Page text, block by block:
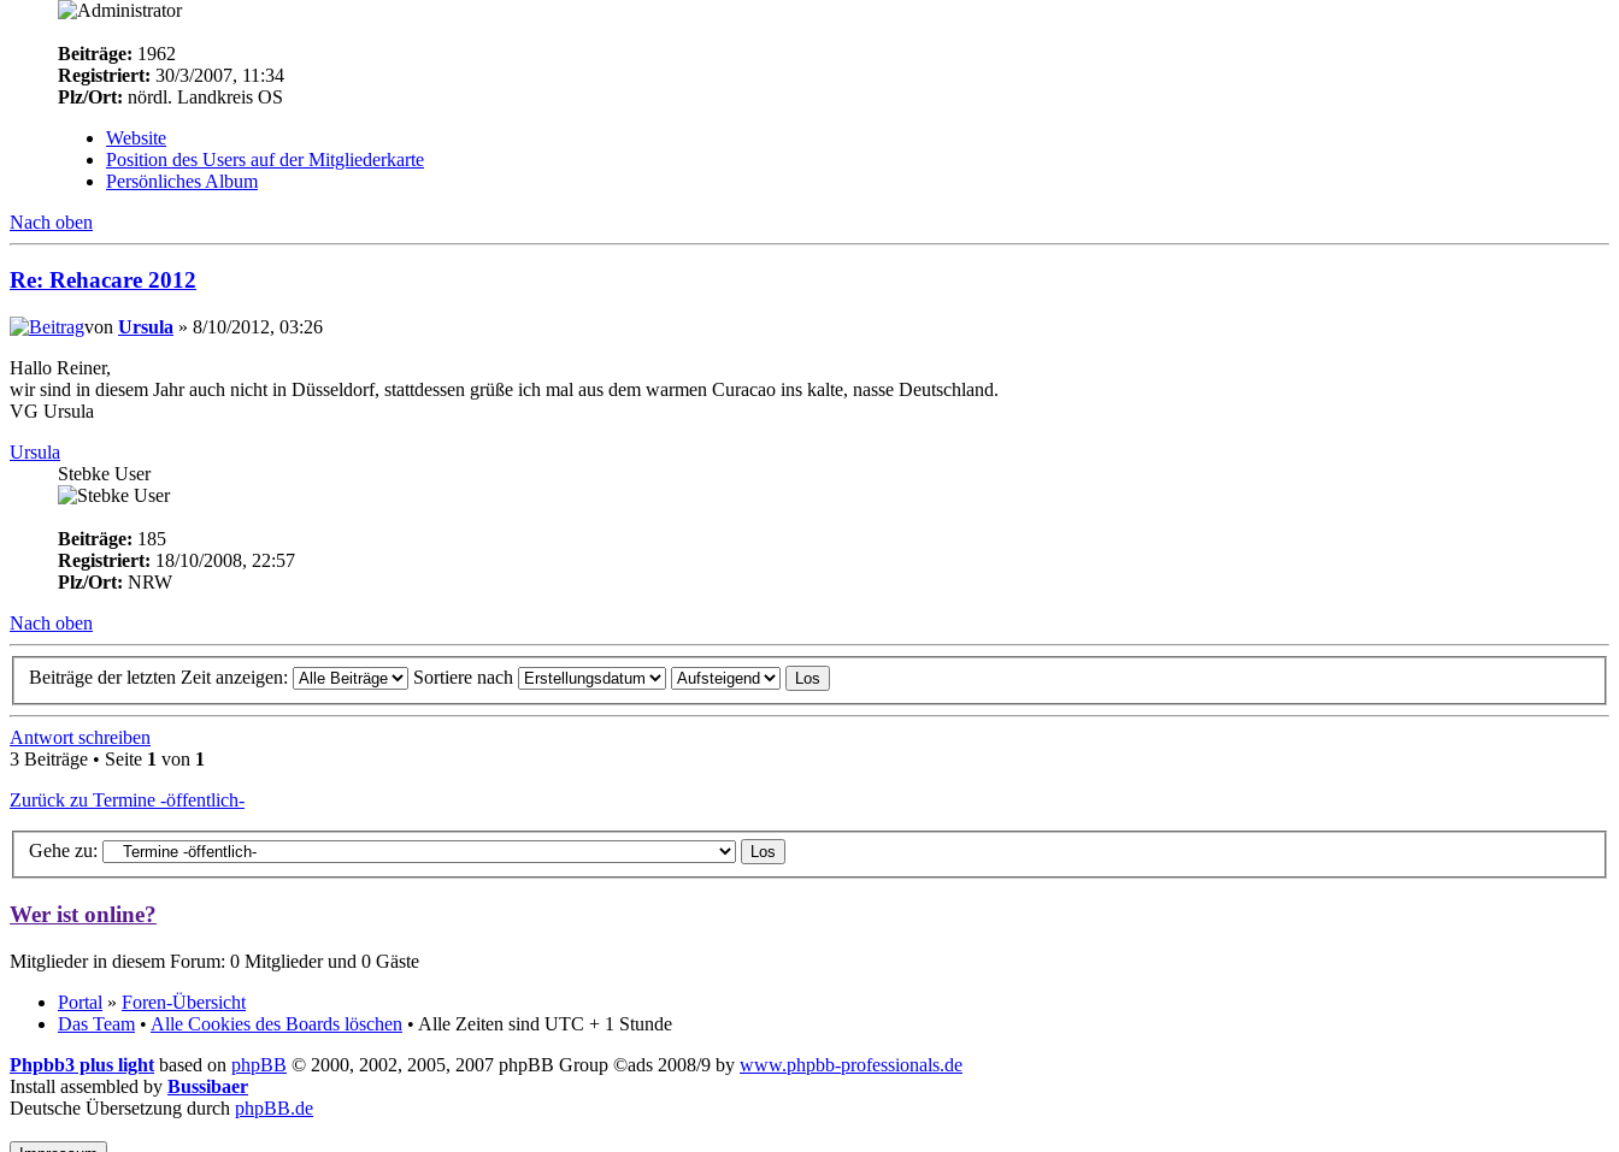
Beiträge: 1962
Registriert: 30/3/2007, 11:34
Plz/Ort: nördl. Landkreis OS
Website
Position des Users auf der Mitgliederkarte
Persönliches Album
Nach oben
Re: Rehacare 2012
von Ursula » 8/10/2012, 03:26
Hallo Reiner,
wir sind in diesem Jahr auch nicht in Düsseldorf, stattdessen grüße ich mal aus dem warmen Curacao ins kalte, nasse Deutschland.
VG Ursula
Ursula
Stebke User
Beiträge: 185
Registriert: 18/10/2008, 22:57
Plz/Ort: NRW
Nach oben
Beiträge der letzten Zeit anzeigen: Sortiere nach
Antwort schreiben
3 Beiträge • Seite 1 von 1
Zurück zu Termine -öffentlich-
Gehe zu:
Wer ist online?
Mitglieder in diesem Forum: 0 Mitglieder und 0 Gäste
Portal » Foren-Übersicht
Das Team • Alle Cookies des Boards löschen • Alle Zeiten sind UTC + 1 Stunde
Phpbb3 plus light based on phpBB © 2000, 2002, 2005, 2007 phpBB Group ©ads 2008/9 by www.phpbb-professionals.de
Install assembled by Bussibaer
Deutsche Übersetzung durch phpBB.de